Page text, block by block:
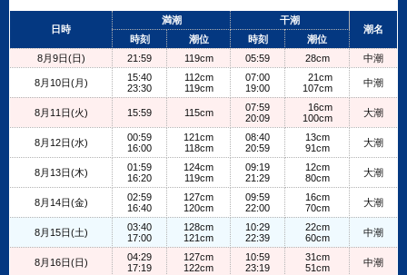
+
日時
満潮
干潮
潮名
時刻
潮位 時刻
潮位
8月9日(日)
21:59 119cm 05:59 28cm 中潮
8月10日(月)
15:40
23:30
112cm
119cm
07:00
19:00
21cm
107cm
中潮
8月11日(火) 15:59 115cm
07:59
20:09
16cm
100cm
大潮
8月12日(水)
00:59
16:00
121cm
118cm
08:40
20:59
13cm
91cm
大潮
8月13日(木)
01:59
16:20
124cm
119cm
09:19
21:29
12cm
80cm
大潮
8月14日(金)
02:59
16:40
127cm
120cm
09:59
22:00
16cm
70cm
大潮
8月15日(土)
03:40
17:00
128cm
121cm
10:29
22:39
22cm
60cm
中潮
8月16日(日)
04:29
17:19
127cm
122cm
10:59
23:19
31cm
51cm
中潮